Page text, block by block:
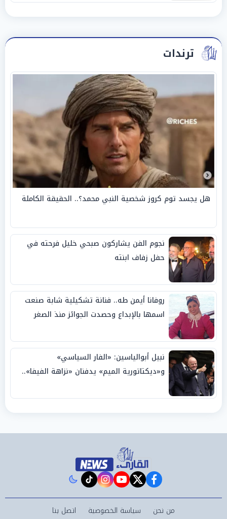
ترندات
هل يجسد توم كروز شخصية النبي محمد؟.. الحقيقة الكاملة
نجوم الفن يشاركون صبحي خليل فرحته في
حفل زفاف ابنته
روفانا أيمن طه.. فنانة تشكيلية شابة صنعت
اسمها بالإبداع وحصدت الجوائز منذ الصغر
نبيل أبوالياسين: «الفار السياسي»
و«ديكتاتورية الميم» يدفنان «نزاهة الفيفا»..
facebook
twitter
youtube
instagram
tiktok
من نحن سياسة الخصوصية اتصل بنا